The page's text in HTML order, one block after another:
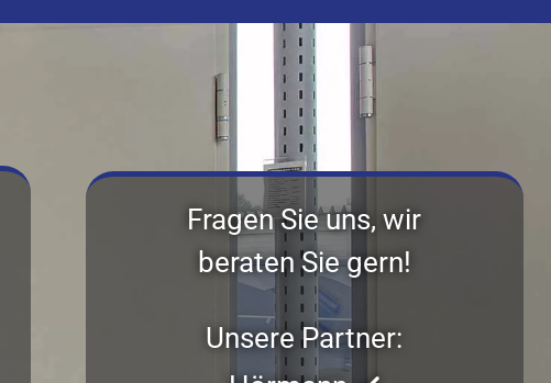
Fragen Sie uns, wir
beraten Sie gern!
Unsere Partner: